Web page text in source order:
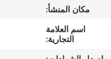
عرض
الواقع
الافتراضي
مكان المنشأ:
اسم العلامة
التجارية: